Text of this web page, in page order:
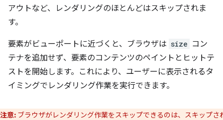
アウトなど、レンダリングのほとんどはスキップされま
す。
要素がビューポートに近づくと、ブラウザは size コン
テナを追加せず、要素のコンテンツのペイントとヒットテ
ストを開始します。これにより、ユーザーに表示されるタ
イミングでレンダリング作業を実行できます。
注意: ブラウザがレンダリング作業をスキップできるのは、スキップさ